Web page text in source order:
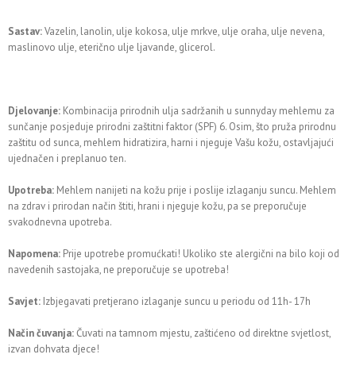
Sastav:Vazelin, lanolin, ulje kokosa, ulje mrkve, ulje oraha, ulje nevena,
maslinovo ulje, eterično ulje ljavande, glicerol.
Djelovanje: Kombinacija prirodnih ulja sadržanih u sunnyday mehlemu za
sunčanje posjeduje prirodni zaštitni faktor (SPF) 6. Osim, što pruža prirodnu
zaštitu od sunca, mehlem hidratizira, harni i njeguje Vašu kožu, ostavljajući
ujednačen i preplanuo ten.
Upotreba: Mehlem nanijeti na kožu prije i poslije izlaganju suncu. Mehlem
na zdrav i prirodan način štiti, hrani i njeguje kožu, pa se preporučuje
svakodnevna upotreba.
Napomena: Prije upotrebe promućkati! Ukoliko ste alergični na bilo koji od
navedenih sastojaka, ne preporučuje se upotreba!
Savjet: Izbjegavati pretjerano izlaganje suncu u periodu od 11h- 17h
Način čuvanja:Čuvati na tamnom mjestu, zaštićeno od direktne svjetlost,
izvan dohvata djece!